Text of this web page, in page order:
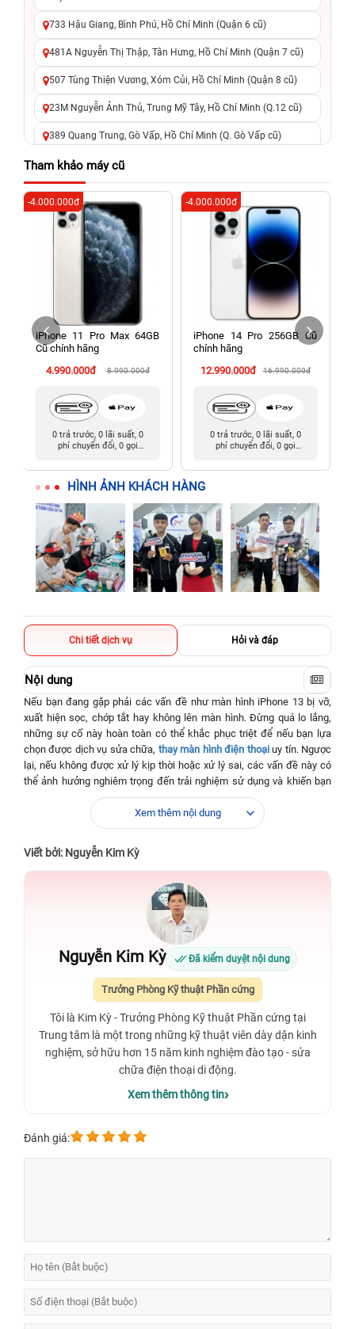
733 Hậu Giang, Bình Phú, Hồ Chí Minh (Quận 6 cũ)
481A Nguyễn Thị Thập, Tân Hưng, Hồ Chí Minh (Quận 7 cũ)
507 Tùng Thiện Vương, Xóm Củi, Hồ Chí Minh (Quận 8 cũ)
23M Nguyễn Ảnh Thủ, Trung Mỹ Tây, Hồ Chí Minh (Q.12 cũ)
389 Quang Trung, Gò Vấp, Hồ Chí Minh (Q. Gò Vấp cũ)
625 - 625A Âu Cơ, Tân Phú, Hồ Chí Minh (Quận Tân Phú cũ)
326 Lê Văn Việt, Tăng Nhơn Phú, Hồ Chí Minh (Q.9 TP. Thủ
Đức cũ)
256 Võ Văn Ngân, Thủ Đức, Hồ Chí Minh (Bình Thọ, TP. Thủ
70 Nguyễn An Ninh, Dĩ An, Hồ Chí Minh (Bình Dương Cũ)
24h Vũng Tàu: 162A Ba Cu, Vũng Tàu, Hồ Chí Minh (TP. Vũng
Tàu cũ)
198 Hoàng Văn Thụ, Tân Sơn Nhất, Hồ Chí Minh (Tân Bình
cũ)
Tham khảo máy cũ
iPhone 11 Pro Max 64GB
Cũ chính hãng
4.990.000đ
8.990.000đ
-4.000.000đ
0 trả trước, 0 lãi suất, 0
phí chuyển đổi, 0 gọi
iPhone 14 Pro 256GB Cũ
chính hãng
12.990.000đ
16.990.000đ
-4.000.000đ
0 trả trước, 0 lãi suất, 0
phí chuyển đổi, 0 gọi
HÌNH ẢNH KHÁCH HÀNG
Chi tiết dịch vụ Hỏi và đáp
Nội dung
Nếu bạn đang gặp phải các vấn đề như màn hình iPhone 13 bị vỡ,
xuất hiện sọc, chớp tắt hay không lên màn hình. Đừng quá lo lắng,
những sự cố này hoàn toàn có thể khắc phục triệt để nếu bạn lựa
chọn được dịch vụ sửa chữa, thay màn hình điện thoạiuy tín. Ngược
lại, nếu không được xử lý kịp thời hoặc xử lý sai, các vấn đề này có
thể ảnh hưởng nghiêm trọng đến trải nghiệm sử dụng và khiến bạn
phải chi trả nhiều tiền hơn cho việc sửa chữa sau này.
Trong bài viết dưới đây, Bệnh Viện Điện Thoại, Laptop 24h
iPhone 13và mức chi phí dịch vụ, giúp bạn đưa ra quyết định phù hợp
và tiết kiệm nhất.
⭐ Thay màn hình iPhone 13
⭐ Chính hãng
✅ Thời gian sửa chữa ⭐ 30 - 45 phút
✅ Thời gian bảo hành ⭐ 12 tháng - Vĩnh viễn
✅ Tiền công thay thế ⭐ Miễn phí
✅Thời gian làm việc ⭐ 08:00 - 21:00
Thay màn hình iPhone 13 bao nhiêu tiền tại
TP.HCM?
Xem thêm nội dung
Viết bởi: Nguyễn Kim Kỳ
Nguyễn Kim Kỳ Đã kiểm duyệt nội dung
Trưởng Phòng Kỹ thuật Phần cứng
Tôi là Kim Kỳ - Trưởng Phòng Kỹ thuật Phần cứng tại
Trung tâm là một trong những kỹ thuật viên dày dặn kinh
nghiệm, sở hữu hơn 15 năm kinh nghiệm đào tạo - sửa
chữa điện thoại di động.
Xem thêm thông tin
Đánh giá: